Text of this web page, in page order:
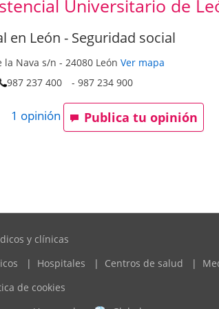
Universitario de
en León - Seguridad social
la Nava s/n - 24080 León Ver mapa
987 237 400
- 987 234 900
1 opinión Publica tu opinión
y clínicas
| Hospitales | Centros de salud |
de cookies